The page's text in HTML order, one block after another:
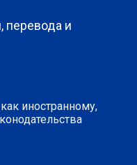
перевода и
иностранному,